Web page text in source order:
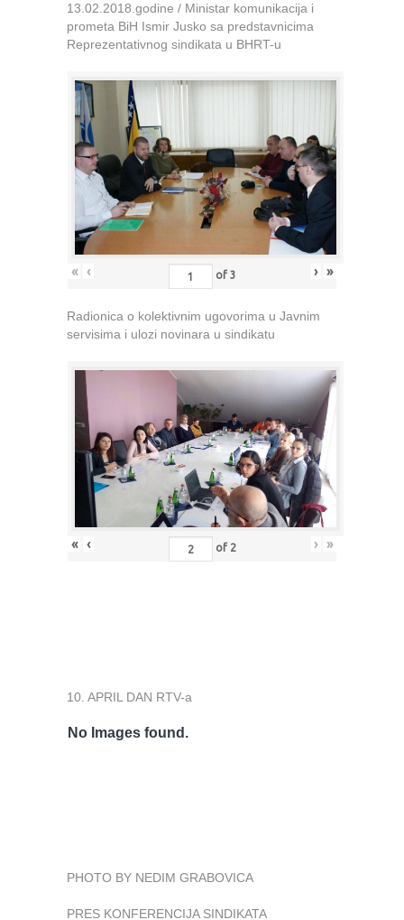
13.02.2018.godine / Ministar komunikacija i
prometa BiH Ismir Jusko sa predstavnicima
Reprezentativnog sindikata u BHRT-u
« ‹ of 3 › »
Radionica o kolektivnim ugovorima u Javnim
servisima i ulozi novinara u sindikatu
« ‹ of 2 › »
10. APRIL DAN RTV-a
No Images found.
PHOTO BY NEDIM GRABOVICA
PRES KONFERENCIJA SINDIKATA